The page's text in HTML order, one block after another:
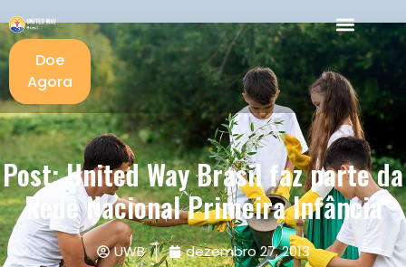
Doe
Agora
Post: United Way Brasil faz parte da
Rede Nacional Primeira Infância
UWB dezembro 27, 2013